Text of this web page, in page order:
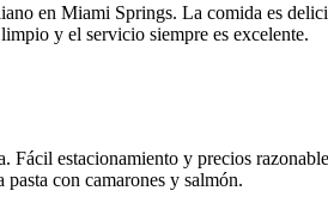
en Miami Springs. La comida es
y el servicio siempre es excelente.
Fácil estacionamiento y precios
con camarones y salmón.